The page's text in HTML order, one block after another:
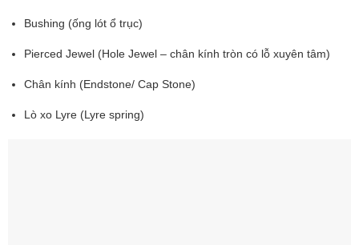
Bushing (ống lót ổ trục)
Pierced Jewel (Hole Jewel – chân kính tròn có lỗ xuyên tâm)
Chân kính (Endstone/ Cap Stone)
Lò xo Lyre (Lyre spring)